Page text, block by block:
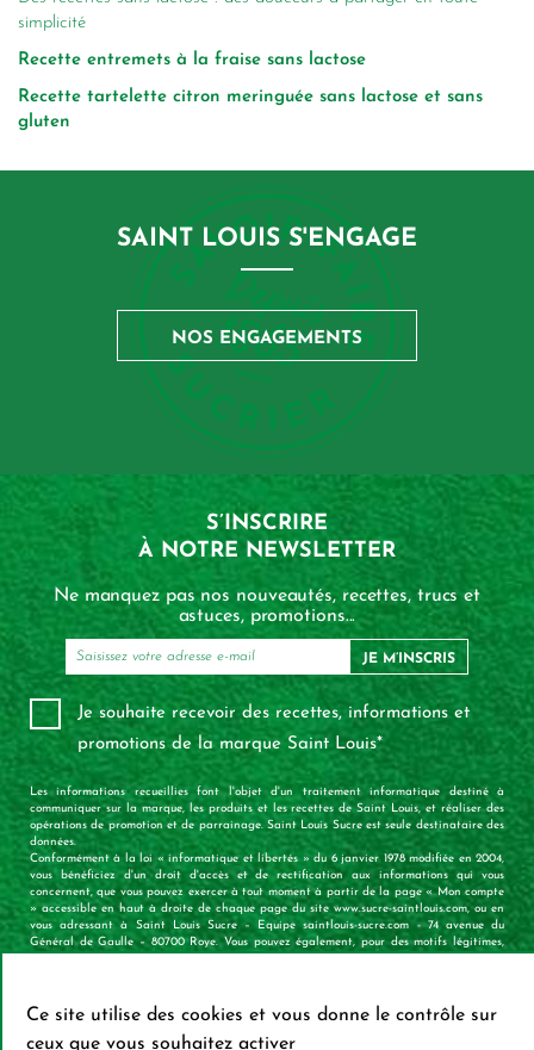
simplicité
Recette entremets à la fraise sans lactose
Recette tartelette citron meringuée sans lactose et sans
gluten
SAINT LOUIS S'ENGAGE
NOS ENGAGEMENTS
S’INSCRIRE
À NOTRE NEWSLETTER
Ne manquez pas nos nouveautés, recettes, trucs et
astuces, promotions...
JE M’INSCRIS
Je souhaite recevoir des recettes, informations et
promotions de la marque Saint Louis*
Les informations recueillies font l'objet d'un traitement informatique destiné à
communiquer sur la marque, les produits et les recettes de Saint Louis, et réaliser des
opérations de promotion et de parrainage. Saint Louis Sucre est seule destinataire des
données.
Conformément à la loi « informatique et libertés » du 6 janvier 1978 modifiée en 2004,
vous bénéficiez d'un droit d'accès et de rectification aux informations qui vous
concernent, que vous pouvez exercer à tout moment à partir de la page « Mon compte
» accessible en haut à droite de chaque page du site www.sucre-saintlouis.com, ou en
vous adressant à Saint Louis Sucre – Equipe saintlouis-sucre.com - 74 avenue du
Général de Gaulle – 80700 Roye. Vous pouvez également, pour des motifs légitimes,
Ce site utilise des cookies et vous donne le contrôle sur
ceux que vous souhaitez activer